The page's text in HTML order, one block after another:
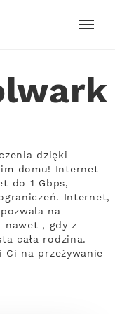
dzięki
domu! Internet
do 1 Gbps,
Internet,
na
nawet , gdy z
cała rodzina.
na przeżywanie